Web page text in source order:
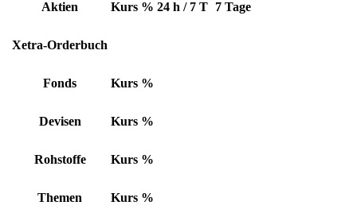
Aktien Kurs % 24 h / 7 T 7 Tage
Xetra-Orderbuch
Fonds Kurs %
Devisen Kurs %
Rohstoffe Kurs %
Themen Kurs %